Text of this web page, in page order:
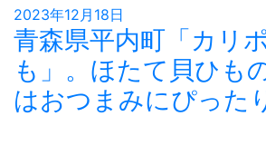
2023年12月18日
青森県平内町「カリ
も」。ほたて貝ひも
はおつまみにぴった